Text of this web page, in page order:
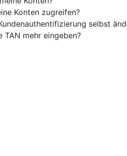
Konten zugreifen?
selbst
TAN mehr eingeben?